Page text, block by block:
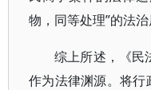
物，同等处理”的法治
综上所述，《民
作为法律渊源。将